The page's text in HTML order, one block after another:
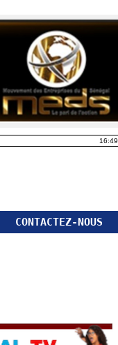
16:49
CONTACTEZ-NOUS